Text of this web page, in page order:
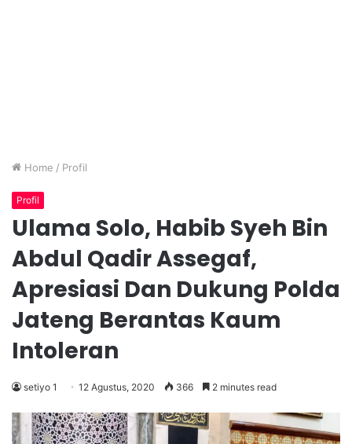
Home / Profil
Profil
Ulama Solo, Habib Syeh Bin
Abdul Qadir Assegaf,
Apresiasi Dan Dukung Polda
Jateng Berantas Kaum
Intoleran
setiyo 1 12 Agustus, 2020 366 2 minutes read